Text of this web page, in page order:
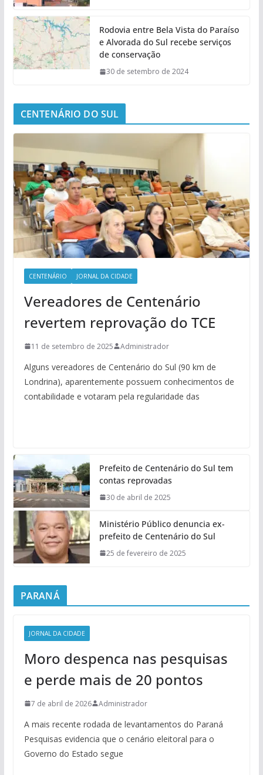
Rodovia entre Bela Vista do Paraíso
e Alvorada do Sul recebe serviços
de conservação
30 de setembro de 2024
CENTENÁRIO DO SUL
CENTENÁRIO JORNAL DA CIDADE
Vereadores de Centenário
revertem reprovação do TCE
11 de setembro de 2025 Administrador
Alguns vereadores de Centenário do Sul (90 km de
Londrina), aparentemente possuem conhecimentos de
contabilidade e votaram pela regularidade das
Prefeito de Centenário do Sul tem
contas reprovadas
30 de abril de 2025
Ministério Público denuncia ex-
prefeito de Centenário do Sul
25 de fevereiro de 2025
PARANÁ
JORNAL DA CIDADE
Moro despenca nas pesquisas
e perde mais de 20 pontos
7 de abril de 2026 Administrador
A mais recente rodada de levantamentos do Paraná
Pesquisas evidencia que o cenário eleitoral para o
Governo do Estado segue